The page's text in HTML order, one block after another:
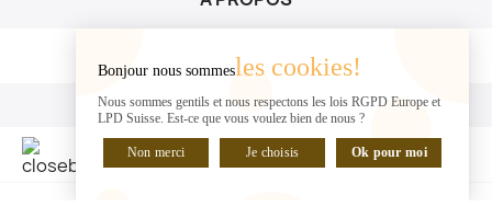
A PROPOS
VOTRE COMPTE
VOTRE COMPTE
Bonjour nous sommesles cookies!
Nous sommes gentils et nous respectons les lois RGPD Europe et
LPD Suisse. Est-ce que vous voulez bien de nous ?
Non merci Je choisis Ok pour moi
DISCUTER EN LIGNE